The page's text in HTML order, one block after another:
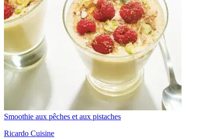
Smoothie aux pêches et aux pistaches
Ricardo Cuisine